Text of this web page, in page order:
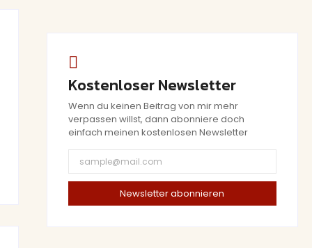
Kostenloser Newsletter
Wenn du keinen Beitrag von mir mehr
verpassen willst, dann abonniere doch
einfach meinen kostenlosen Newsletter
Newsletter abonnieren